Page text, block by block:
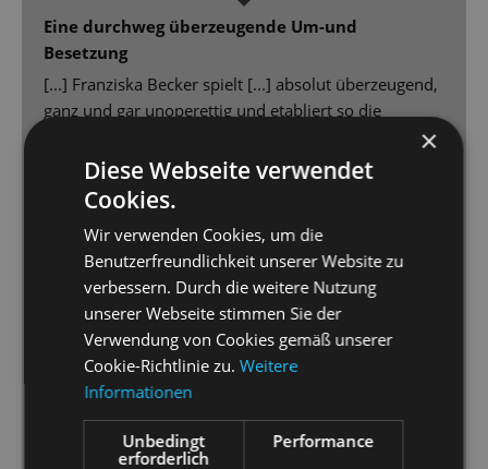
Eine durchweg überzeugende Um-und
Besetzung
[...] Franziska Becker spielt [...] absolut überzeugend,
ganz und gar unoperettig und etabliert so die
[...] der Bühnenbild-Dschungel von Jürgen Franz
Kirner und die großartigen 30er Jahre Kostüme von
Daria Kornysheva [...] - eine wahre Augenweide.
Peter Lund denkt die im Libretto angelegten Motive
zu Ende, verändert deshalb pointiert die Texte und
macht so die durchaus hanebüchene Geschichte von
„Clivia“ plausibel [...]
Gero Wendorff ein Latin- Lover mit Schmelz in der
Stimme [...] Steffi Lehmann [beherrscht das
Wechselspiel] meisterhaft. Nicht nur kocht sie ähnlich
handfest wie Marlene Dietrich, sondern sie tanzt mit
ihrem Gaucho auch wie Ginger mit Fred, gibt des
×
Diese Webseite verwendet
Cookies.
Wir verwenden Cookies, um die
Benutzerfreundlichkeit unserer Website zu
verbessern. Durch die weitere Nutzung
unserer Webseite stimmen Sie der
Verwendung von Cookies gemäß unserer
Cookie-Richtlinie zu.Weitere
Informationen
Unbedingt
erforderlich
Performance